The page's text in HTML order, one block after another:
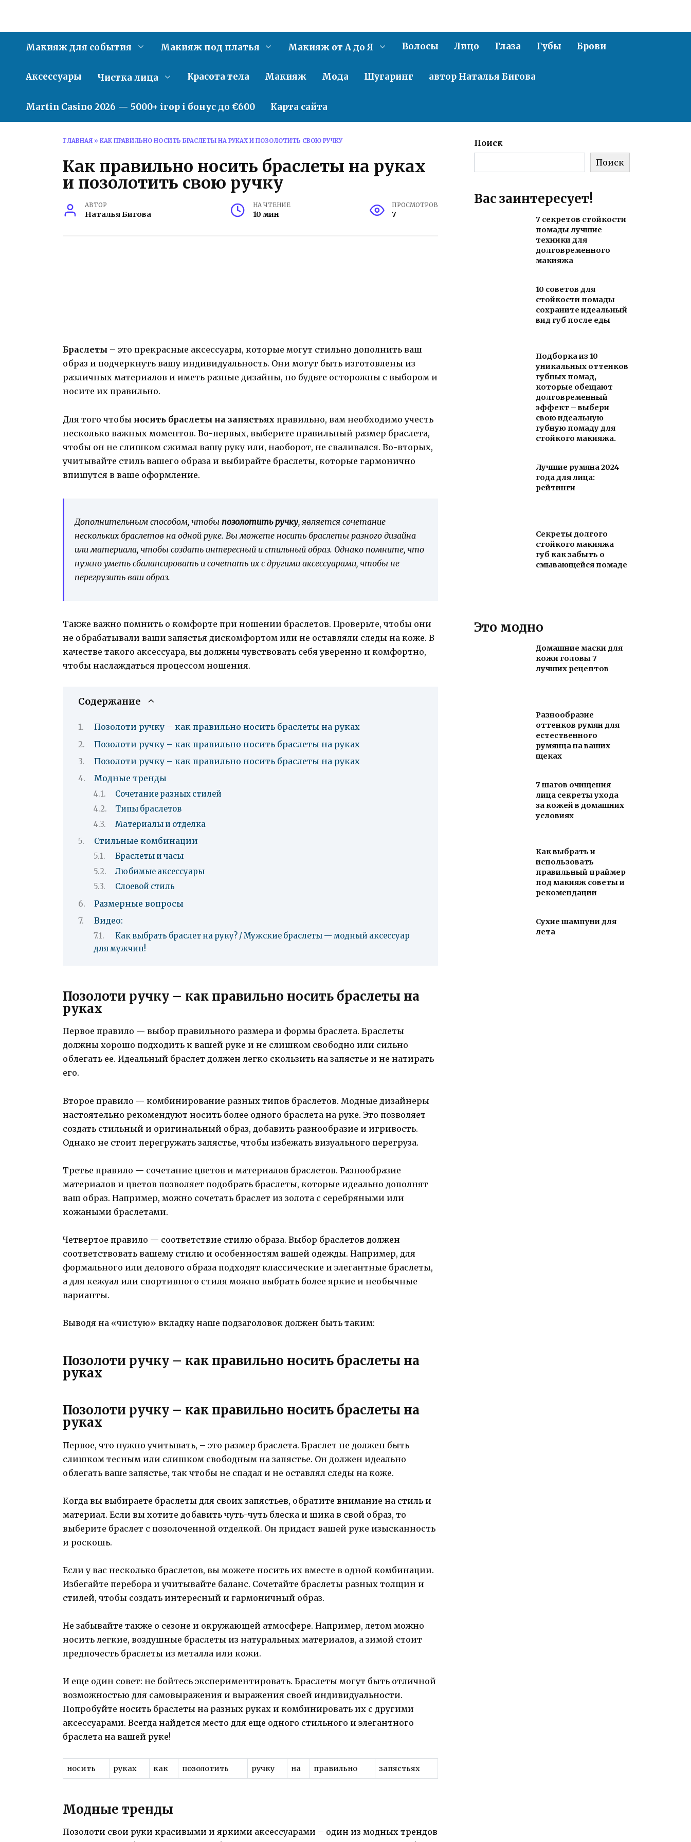
Макияж для события Макияж под платья Макияж от А до Я Волосы Лицо Глаза Губы Брови
Аксессуары Чистка лица Красота тела Макияж Мода Шугаринг автор Наталья Бигова
Martin Casino 2026 — 5000+ ігор і бонус до €600 Карта сайта
ГЛАВНАЯ » КАК ПРАВИЛЬНО НОСИТЬ БРАСЛЕТЫ НА РУКАХ И ПОЗОЛОТИТЬ СВОЮ РУЧКУ
Как правильно носить браслеты на руках
и позолотить свою ручку
АВТОР
Наталья Бигова
НА ЧТЕНИЕ
10 мин
ПРОСМОТРОВ
7
Браслеты – это прекрасные аксессуары, которые могут стильно дополнить ваш
образ и подчеркнуть вашу индивидуальность. Они могут быть изготовлены из
различных материалов и иметь разные дизайны, но будьте осторожны с выбором и
носите их правильно.
Для того чтобы носить браслеты на запястьях правильно, вам необходимо учесть
несколько важных моментов. Во-первых, выберите правильный размер браслета,
чтобы он не слишком сжимал вашу руку или, наоборот, не сваливался. Во-вторых,
учитывайте стиль вашего образа и выбирайте браслеты, которые гармонично
впишутся в ваше оформление.
Дополнительным способом, чтобы позолотить ручку, является сочетание
нескольких браслетов на одной руке. Вы можете носить браслеты разного дизайна
или материала, чтобы создать интересный и стильный образ. Однако помните, что
нужно уметь сбалансировать и сочетать их с другими аксессуарами, чтобы не
перегрузить ваш образ.
Также важно помнить о комфорте при ношении браслетов. Проверьте, чтобы они
не обрабатывали ваши запястья дискомфортом или не оставляли следы на коже. В
качестве такого аксессуара, вы должны чувствовать себя уверенно и комфортно,
чтобы наслаждаться процессом ношения.
Содержание
Позолоти ручку – как правильно носить браслеты на руках
Позолоти ручку – как правильно носить браслеты на руках
Позолоти ручку – как правильно носить браслеты на руках
Модные тренды
Сочетание разных стилей
Типы браслетов
Материалы и отделка
Стильные комбинации
Браслеты и часы
Любимые аксессуары
Слоевой стиль
Размерные вопросы
Видео:
Как выбрать браслет на руку? / Мужские браслеты — модный аксессуар
для мужчин!
Позолоти ручку – как правильно носить браслеты на
руках
Первое правило — выбор правильного размера и формы браслета. Браслеты
должны хорошо подходить к вашей руке и не слишком свободно или сильно
облегать ее. Идеальный браслет должен легко скользить на запястье и не натирать
его.
Второе правило — комбинирование разных типов браслетов. Модные дизайнеры
настоятельно рекомендуют носить более одного браслета на руке. Это позволяет
создать стильный и оригинальный образ, добавить разнообразие и игривость.
Однако не стоит перегружать запястье, чтобы избежать визуального перегруза.
Третье правило — сочетание цветов и материалов браслетов. Разнообразие
материалов и цветов позволяет подобрать браслеты, которые идеально дополнят
ваш образ. Например, можно сочетать браслет из золота с серебряными или
кожаными браслетами.
Четвертое правило — соответствие стилю образа. Выбор браслетов должен
соответствовать вашему стилю и особенностям вашей одежды. Например, для
формального или делового образа подходят классические и элегантные браслеты,
а для кежуал или спортивного стиля можно выбрать более яркие и необычные
варианты.
Выводя на «чистую» вкладку наше подзаголовок должен быть таким:
Позолоти ручку – как правильно носить браслеты на
руках
Позолоти ручку – как правильно носить браслеты на
руках
Первое, что нужно учитывать, – это размер браслета. Браслет не должен быть
слишком тесным или слишком свободным на запястье. Он должен идеально
облегать ваше запястье, так чтобы не спадал и не оставлял следы на коже.
Когда вы выбираете браслеты для своих запястьев, обратите внимание на стиль и
материал. Если вы хотите добавить чуть-чуть блеска и шика в свой образ, то
выберите браслет с позолоченной отделкой. Он придаст вашей руке изысканность
и роскошь.
Если у вас несколько браслетов, вы можете носить их вместе в одной комбинации.
Избегайте перебора и учитывайте баланс. Сочетайте браслеты разных толщин и
стилей, чтобы создать интересный и гармоничный образ.
Не забывайте также о сезоне и окружающей атмосфере. Например, летом можно
носить легкие, воздушные браслеты из натуральных материалов, а зимой стоит
предпочесть браслеты из металла или кожи.
И еще один совет: не бойтесь экспериментировать. Браслеты могут быть отличной
возможностью для самовыражения и выражения своей индивидуальности.
Попробуйте носить браслеты на разных руках и комбинировать их с другими
аксессуарами. Всегда найдется место для еще одного стильного и элегантного
браслета на вашей руке!
носить руках как позолотить ручку на правильно запястьях
Модные тренды
Позолоти свои руки красивыми и яркими аксессуарами – один из модных трендов
Поиск
Поиск
Вас заинтересует!
7 секретов стойкости
помады лучшие
техники для
долговременного
макияжа
10 советов для
стойкости помады
сохраните идеальный
вид губ после еды
Подборка из 10
уникальных оттенков
губных помад,
которые обещают
долговременный
эффект – выбери
свою идеальную
губную помаду для
стойкого макияжа.
Лучшие румяна 2024
года для лица:
рейтинги
Секреты долгого
стойкого макияжа
губ как забыть о
смывающейся помаде
Это модно
Домашние маски для
кожи головы 7
лучших рецептов
Разнообразие
оттенков румян для
естественного
румянца на ваших
щеках
7 шагов очищения
лица секреты ухода
за кожей в домашних
условиях
Как выбрать и
использовать
правильный праймер
под макияж советы и
рекомендации
Сухие шампуни для
лета